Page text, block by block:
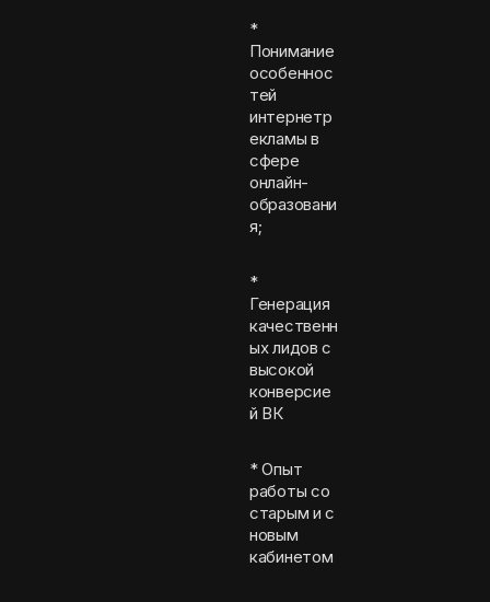
*
Понимание
особеннос
тей
интернетр
екламы в
сфере
онлайн-
образовани
я;
*
Генерация
качественн
ых лидов с
высокой
конверсие
й ВК
* Опыт
работы со
старым и с
новым
кабинетом